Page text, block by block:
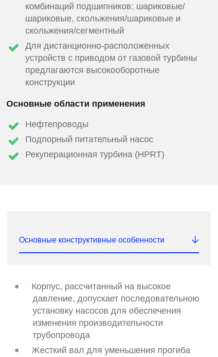
комбинаций подшипников: шариковые/
шариковые, скольжения/шариковые и
скольжения/сегментный
Для дистанционно-расположенных
устройств с приводом от газовой турбины
предлагаются высокооборотные
конструкции
Основные области применения
Нефтепроводы
Подпорный питательный насос
Рекуперационная турбина (HPRT)
Основные конструктивные особенности
Корпус, рассчитанный на высокое
давление, допускает последовательною
установку насосов для обеспечения
изменения производительности
трубопровода
Жесткий вал для уменьшения прогиба